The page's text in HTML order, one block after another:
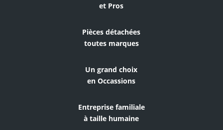
et Pros
Pièces détachées
toutes marques
Un grand choix
en Occassions
Entreprise familiale
à taille humaine